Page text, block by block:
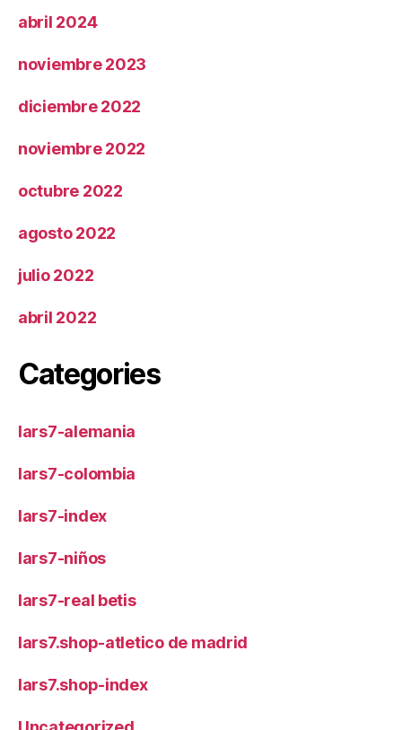
abril 2024
noviembre 2023
diciembre 2022
noviembre 2022
octubre 2022
agosto 2022
julio 2022
abril 2022
Categories
lars7-alemania
lars7-colombia
lars7-index
lars7-niños
lars7-real betis
lars7.shop-atletico de madrid
lars7.shop-index